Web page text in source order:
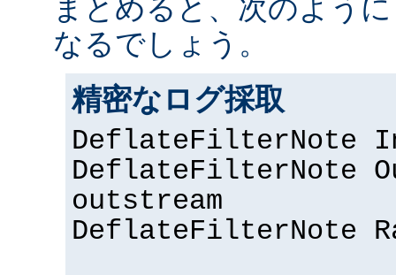
まとめると、次のよう
なるでしょう。
精密なログ採取
DeflateFilterNote
DeflateFilterNote
outstream
DeflateFilterNote